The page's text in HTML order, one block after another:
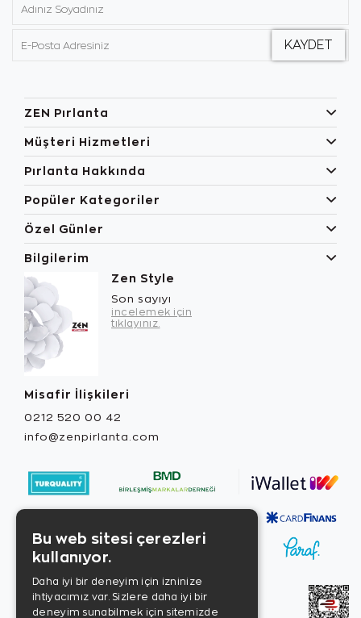
ZEN Pırlanta
Müşteri Hizmetleri
Pırlanta Hakkında
Popüler Kategoriler
Özel Günler
Bilgilerim
Zen Style
Son sayıyı
incelemek için
tıklayınız.
Misafir İlişkileri
0212 520 00 42
info@zenpirlanta.com
Bu web sitesi çerezleri
kullanıyor.
Daha iyi bir deneyim için izninize
ihtiyacımız var. Sizlere daha iyi bir
deneyim sunabilmek için sitemizde